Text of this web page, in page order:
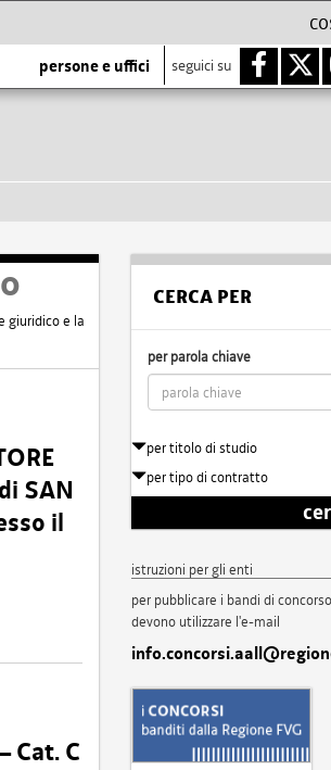
persone e uffici seguici su
giuridico e la
SAN
il
Cat. C
CERCA PER
per parola chiave
per titolo di studio
per tipo di contratto
istruzioni per gli enti
per pubblicare i bandi di
devono utilizzare l'e-mail